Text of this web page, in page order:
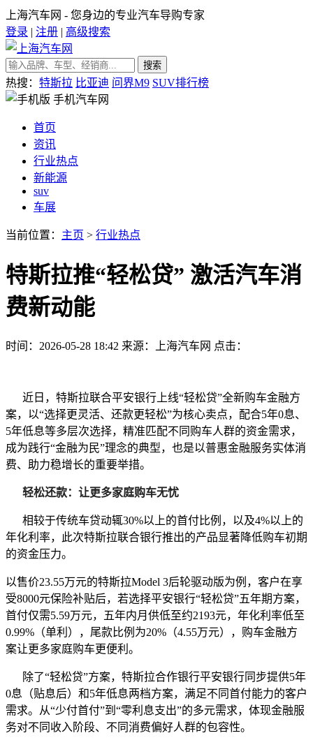
上海汽车网 - 您身边的专业汽车导购专家
登录 | 注册 | 高级搜索
搜索
热搜： 特斯拉 比亚迪 问界M9 SUV排行榜
手机汽车网
首页
资讯
行业热点
新能源
suv
车展
当前位置： 主页 > 行业热点
特斯拉推“轻松贷” 激活汽车消
费新动能
时间：2026-05-28 18:42 来源：上海汽车网 点击：
近日，特斯拉联合平安银行上线“轻松贷”全新购车金融方
案，以“选择更灵活、还款更轻松”为核心卖点，配合5年0息、
5年低息等多层次选择，精准匹配不同购车人群的资金需求，
成为践行“金融为民”理念的典型，也是以普惠金融服务实体消
费、助力稳增长的重要举措。
轻松还款：让更多家庭购车无忧
相较于传统车贷动辄30%以上的首付比例，以及4%以上的
年化利率，此次特斯拉联合银行推出的产品显著降低购车初期
的资金压力。
以售价23.55万元的特斯拉Model 3后轮驱动版为例，客户在享
受8000元保险补贴后，若选择平安银行“轻松贷”五年期方案，
首付仅需5.59万元，五年内月供低至约2193元，年化利率低至
0.99%（单利），尾款比例为20%（4.55万元），购车金融方
案让更多家庭购车更便利。
除了“轻松贷”方案，特斯拉合作银行平安银行同步提供5年
0息（贴息后）和5年低息两档方案，满足不同首付能力的客户
需求。从“少付首付”到“零利息支出”的多元需求，体现金融服
务对不同收入阶段、不同消费偏好人群的包容性。